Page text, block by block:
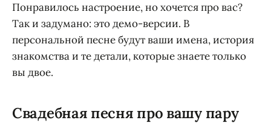
Понравилось настроение, но хочется про вас?
Так и задумано: это демо-версии. В
персональной песне будут ваши имена, история
знакомства и те детали, которые знаете только
вы двое.
Свадебная песня про вашу пару